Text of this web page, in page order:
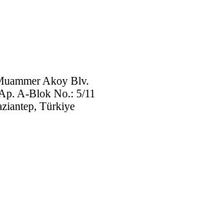
Akoy Blv.
A-Blok No.: 5/11
Türkiye